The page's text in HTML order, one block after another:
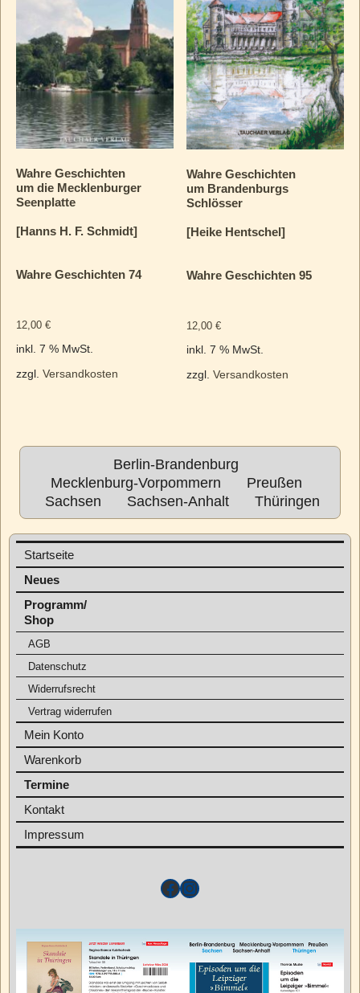
Wahre Geschichten
um die Mecklenburger
Seenplatte
[Hanns H. F. Schmidt]
Wahre Geschichten 74
12,00 €
inkl. 7 % MwSt.
zzgl. Versandkosten
Wahre Geschichten
um Brandenburgs
Schlösser
[Heike Hentschel]
Wahre Geschichten 95
12,00€
inkl. 7 % MwSt.
zzgl.Versandkosten
Berlin-Brandenburg
Mecklenburg-Vorpommern
Preußen
Sachsen
Sachsen-Anhalt Thüringen
Startseite
Neues
Programm/
Shop
AGB
Datenschutz
Widerrufsrecht
Vertrag widerrufen
Mein Konto
Warenkorb
Termine
Kontakt
Impressum